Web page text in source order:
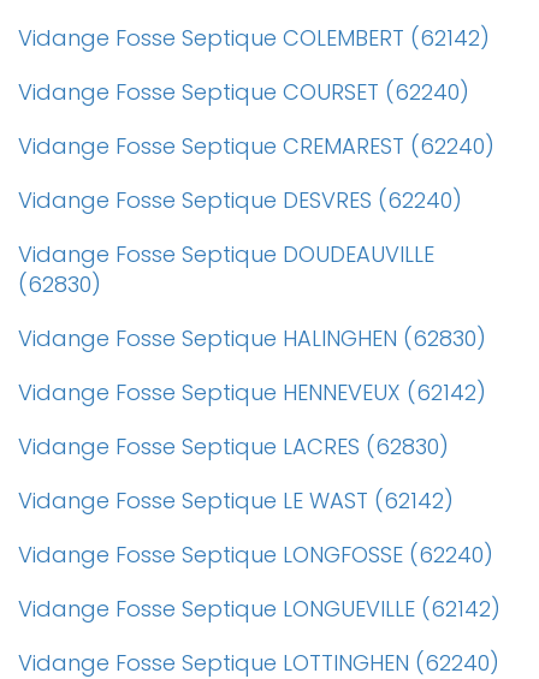
Vidange Fosse Septique COLEMBERT (62142)
Vidange Fosse Septique COURSET (62240)
Vidange Fosse Septique CREMAREST (62240)
Vidange Fosse Septique DESVRES (62240)
Vidange Fosse Septique DOUDEAUVILLE
(62830)
Vidange Fosse Septique HALINGHEN (62830)
Vidange Fosse Septique HENNEVEUX (62142)
Vidange Fosse Septique LACRES (62830)
Vidange Fosse Septique LE WAST (62142)
Vidange Fosse Septique LONGFOSSE (62240)
Vidange Fosse Septique LONGUEVILLE (62142)
Vidange Fosse Septique LOTTINGHEN (62240)